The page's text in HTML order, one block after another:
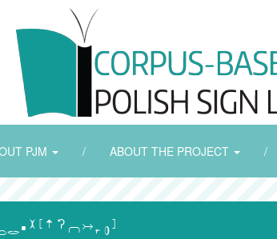
PJM / ABOUT THE PROJECT /